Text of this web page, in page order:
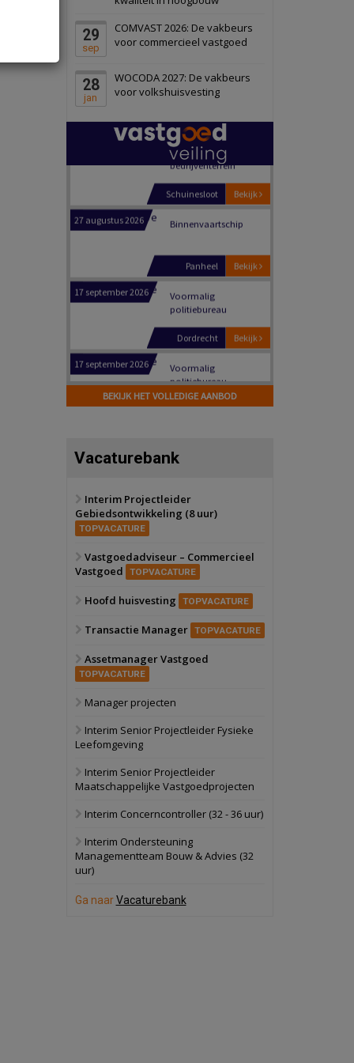
29
sep
COMVAST 2026: De vakbeurs
voor commercieel vastgoed
28
jan
WOCODA 2027: De vakbeurs
voor volkshuisvesting
Schiedam
22 september 2026 Attractiepark
Bekijk
Oranje
28 september 2026
bedrijventerrein
Schuinesloot
Binnenvaartschip
Bekijk
Panheel
Voormalig
politiebureau
Dordrecht
Voormalig
politiebureau
Hilversum
17 september 2026
Voormalig
Zwanenburg
6 oktober 2026
Oranje
28 september 2026
bedrijventerrein
Bekijk
Schuinesloot
politiebureau
17 september 2026
Voormalig
BEKIJK HET VOLLEDIGE AANBOD
Vacaturebank
Interim Projectleider
Gebiedsontwikkeling (8 uur)
TOPVACATURE
Vastgoedadviseur – Commercieel
Vastgoed
TOPVACATURE
Hoofd huisvesting TOPVACATURE
Transactie Manager TOPVACATURE
Assetmanager Vastgoed
TOPVACATURE
Manager projecten
Interim Senior Projectleider Fysieke
Leefomgeving
Interim Senior Projectleider
Maatschappelijke Vastgoedprojecten
Interim Concerncontroller (32 - 36 uur)
Interim Ondersteuning
Managementteam Bouw & Advies (32
uur)
Ga naarVacaturebank